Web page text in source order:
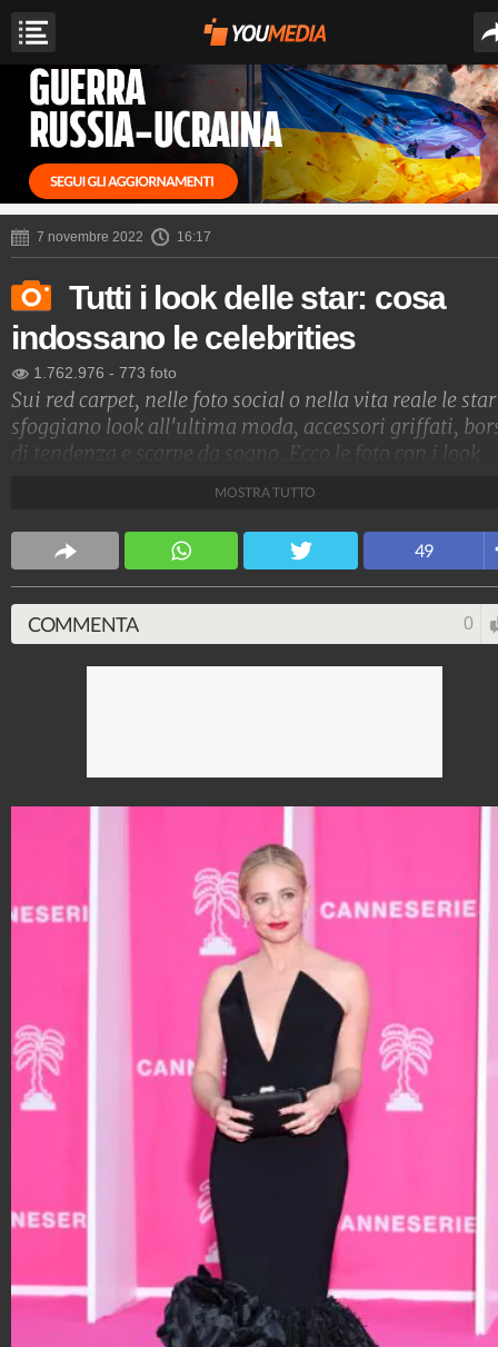
7 novembre 2022 16:17
Tutti i look delle star: cosa
indossano le celebrities
1.762.976 - 773 foto
Sui red carpet, nelle foto social o nella vita reale le star
sfoggiano look all'ultima moda, accessori griffati,
di tendenza e scarpe da sogno. Ecco le foto con i look
Stile e trend
1.514.991.809 1.957 video 138.049 foto
MOSTRA TUTTO
49
COMMENTA 0